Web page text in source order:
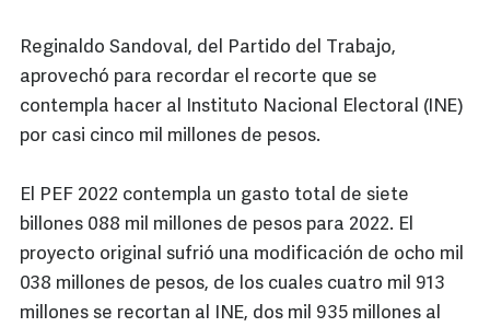
Reginaldo Sandoval, del Partido del Trabajo,
aprovechó para recordar el recorte que se
contempla hacer al Instituto Nacional Electoral (INE)
por casi cinco mil millones de pesos.
El PEF 2022 contempla un gasto total de siete
billones 088 mil millones de pesos para 2022. El
proyecto original sufrió una modificación de ocho mil
038 millones de pesos, de los cuales cuatro mil 913
millones se recortan al INE, dos mil 935 millones al